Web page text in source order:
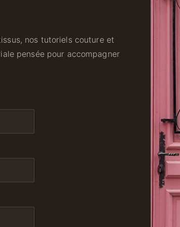
nos tutoriels couture et
pensée pour accompagner